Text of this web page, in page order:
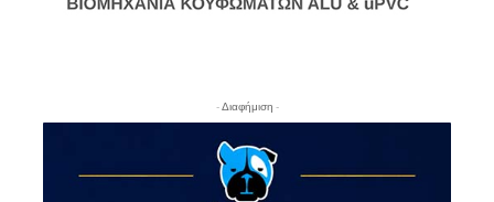
- Διαφήμιση -